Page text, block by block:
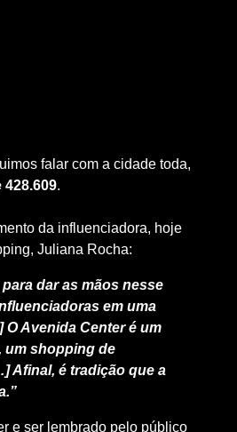
falar com a cidade toda,
428.609.
da influenciadora, hoje
Juliana Rocha:
dar as mãos nesse
em uma
Avenida Center é um
um shopping de
Afinal, é tradição que a
e ser lembrado pelo público